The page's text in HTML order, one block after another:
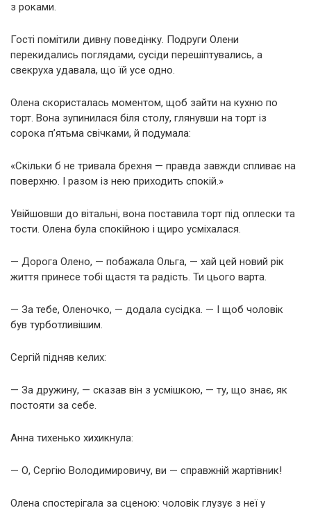
з роками.
Гості помітили дивну поведінку. Подруги Олени
перекидались поглядами, сусіди перешіптувались, а
свекруха удавала, що їй усе одно.
Олена скористалась моментом, щоб зайти на кухню по
торт. Вона зупинилася біля столу, глянувши на торт із
сорока п’ятьма свічками, й подумала:
«Скільки б не тривала брехня — правда завжди спливає на
поверхню. І разом із нею приходить спокій.»
Увійшовши до вітальні, вона поставила торт під оплески та
тости. Олена була спокійною і щиро усміхалася.
— Дорога Олено, — побажала Ольга, — хай цей новий рік
життя принесе тобі щастя та радість. Ти цього варта.
— За тебе, Оленочко, — додала сусідка. — І щоб чоловік
був турботливішим.
Сергій підняв келих:
— За дружину, — сказав він з усмішкою, — ту, що знає, як
постояти за себе.
Анна тихенько хихикнула:
— О, Сергію Володимировичу, ви — справжній жартівник!
Олена спостерігала за сценою: чоловік глузує з неї у